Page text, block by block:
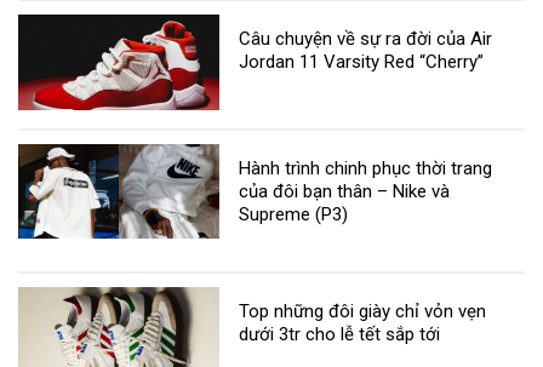
Câu chuyện về sự ra đời của Air
Jordan 11 Varsity Red “Cherry”
Hành trình chinh phục thời trang
của đôi bạn thân – Nike và
Supreme (P3)
Top những đôi giày chỉ vỏn vẹn
dưới 3tr cho lễ tết sắp tới